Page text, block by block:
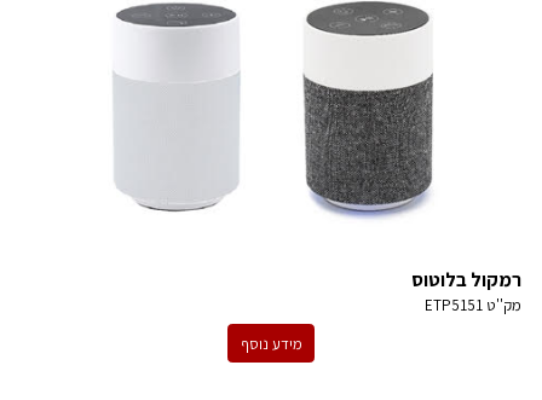
רמקול בלוטוס
מק''טETP5151
מידע נוסף